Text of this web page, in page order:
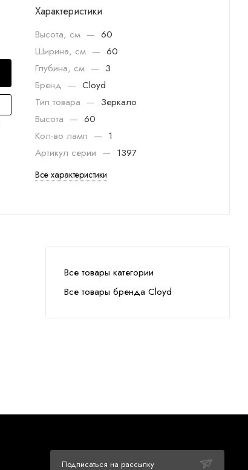
Характеристики
Высота, см — 60
Ширина, см — 60
Глубина, см — 3
Бренд — Cloyd
Тип товара — Зеркало
Высота — 60
Кол-во ламп — 1
Артикул серии — 1397
Все характеристики
Все товары категории
Все товары бренда Cloyd
Подписаться на рассылку